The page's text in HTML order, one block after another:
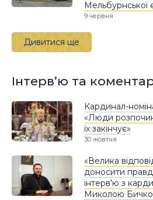
Мельбурнської
9 червня
Дивитися ще
Інтерв’ю та
Кардинал-
«Люди
їх закінчує»
30 жовтня
«Велика
доносити
інтерв’ю з
Миколою